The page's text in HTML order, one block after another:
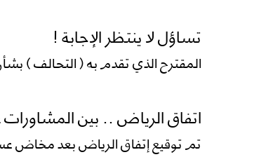
تساؤل لا ينتظر الإجابة !
المقترح الذي تقدم به ( التحالف )
اتفاق الرياض .. بين
تم توقيع إتفاق الرياض بعد مخاض